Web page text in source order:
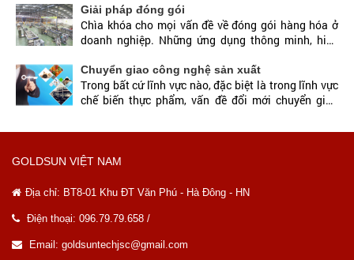
Giải pháp đóng gói
Chìa khóa cho mọi vấn đề về đóng gói hàng hóa ở
doanh nghiệp. Những ứng dụng thông minh, hiệu
Chuyển giao công nghệ sản xuất
Trong bất cứ lĩnh vực nào, đặc biệt là trong lĩnh vực
chế biến thực phẩm, vấn đề đổi mới chuyển giao
GOLDSUN VIỆT NAM
Địa chỉ: BT8-01 Khu ĐT Văn Phú - Hà Đông - HN
Điện thoại: 096.79.79.658 /
Email: goldsuntechjsc@gmail.com